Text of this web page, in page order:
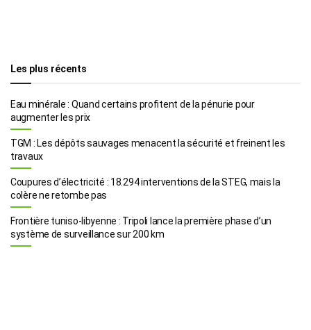
Les plus récents
Eau minérale : Quand certains profitent de la pénurie pour
augmenter les prix
TGM : Les dépôts sauvages menacent la sécurité et freinent les
travaux
Coupures d’électricité : 18.294 interventions de la STEG, mais la
colère ne retombe pas
Frontière tuniso-libyenne : Tripoli lance la première phase d’un
système de surveillance sur 200 km